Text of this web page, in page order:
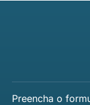
Preencha o